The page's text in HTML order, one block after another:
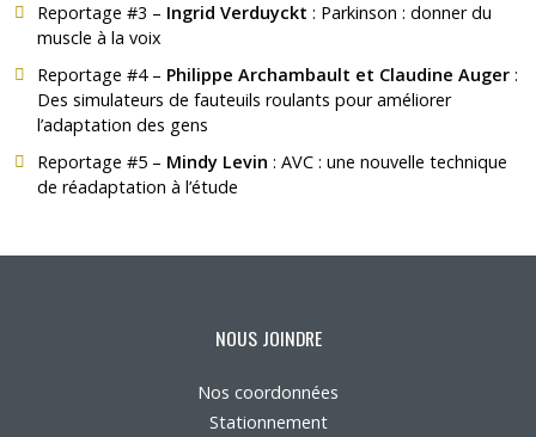
Reportage #3 – Ingrid Verduyckt : Parkinson : donner du
muscle à la voix
Reportage #4 – Philippe Archambault et Claudine Auger:
Des simulateurs de fauteuils roulants pour améliorer
l’adaptation des gens
Reportage #5 – Mindy Levin : AVC : une nouvelle technique
de réadaptation à l’étude
NOUS JOINDRE
Nos coordonnées
Stationnement